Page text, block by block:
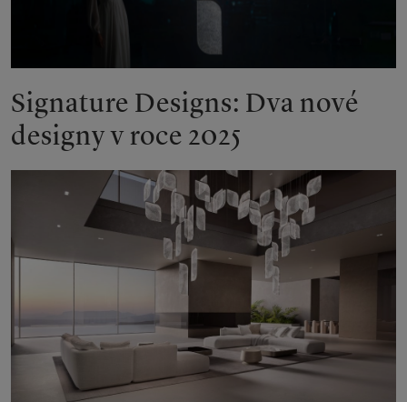
Signature Designs: Dva nové
designy v roce 2025